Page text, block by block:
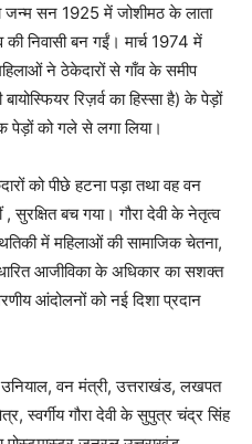
जन्म सन 1925 में जोशीमठ के लाता
की निवासी बन गईं। मार्च 1974 में
ने ठेकेदारों से गाँव के समीप
रिज़र्व का हिस्सा है) के पेड़ों
पेड़ों को गले से लगा लिया।
को पीछे हटना पड़ा तथा वह वन
सुरक्षित बच गया। गौरा देवी के नेतृत्व
में महिलाओं की सामाजिक चेतना,
आजीविका के अधिकार का सशक्त
आंदोलनों को नई दिशा प्रदान
वन मंत्री, उत्तराखंड, लखपत
स्वर्गीय गौरा देवी के सुपुत्र चंद्र सिंह